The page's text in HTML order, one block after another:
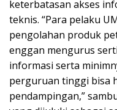
keterbatasan akses
teknis. “Para pelaku
pengolahan produk
enggan mengurus
informasi serta
perguruan tinggi bisa
pendampingan,”